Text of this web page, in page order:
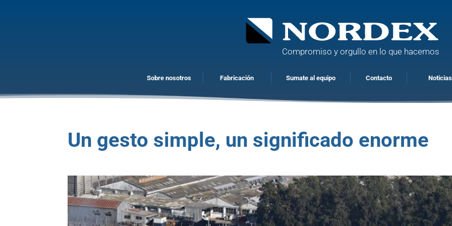
Compromiso y orgullo en lo que hacemos
Sobre nosotros Fabricación Sumate al equipo Contacto
Un gesto simple, un significado enorme